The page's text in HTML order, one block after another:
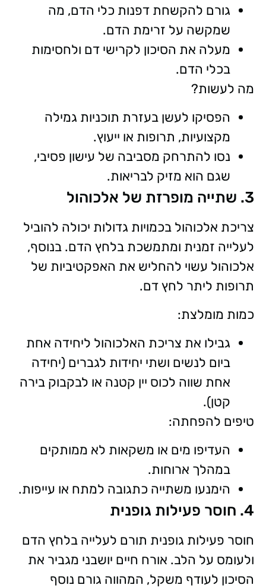
גורם להקשחת דפנות כלי הדם, מה
שמקשה על זרימת הדם.
מעלה את הסיכון לקרישי דם ולחסימות
בכלי הדם.
מה לעשות?
הפסיקו לעשן בעזרת תוכניות גמילה
מקצועיות, תרופות או ייעוץ.
נסו להתרחק מסביבה של עישון פסיבי,
שגם הוא מזיק לבריאות.
3. שתייה מופרזת של אלכוהול
צריכת אלכוהול בכמויות גדולות יכולה להוביל
לעלייה זמנית ומתמשכת בלחץ הדם. בנוסף,
אלכוהול עשוי להחליש את האפקטיביות של
תרופות ליתר לחץ דם.
כמות מומלצת:
גבילו את צריכת האלכוהול ליחידה אחת
ביום לנשים ושתי יחידות לגברים (יחידה
אחת שווה לכוס יין קטנה או לבקבוק בירה
קטן).
טיפים להפחתה:
העדיפו מים או משקאות לא ממותקים
במהלך ארוחות.
הימנעו משתייה כתגובה למתח או עייפות.
4. חוסר פעילות גופנית
חוסר פעילות גופנית תורם לעלייה בלחץ הדם
ולעומס על הלב. אורח חיים יושבני מגביר את
הסיכון לעודף משקל, המהווה גורם נוסף